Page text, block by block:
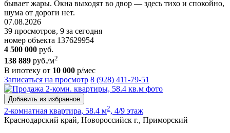
бывает жары. Окна выходят во двор — здесь тихо и спокойно,
шума от дороги нет.
07.08.2026
39 просмотров, 9 за сегодня
номер объекта 137629954
4 500 000 руб.
138 889 руб./м2
В ипотеку от 10 000 р/мес
Записаться на просмотр 8 (928) 411-79-51
Добавить из избранное
2-комнатная квартира, 58.4 м2, 4/9 этаж
Краснодарский край, Новороссийск г., Приморский